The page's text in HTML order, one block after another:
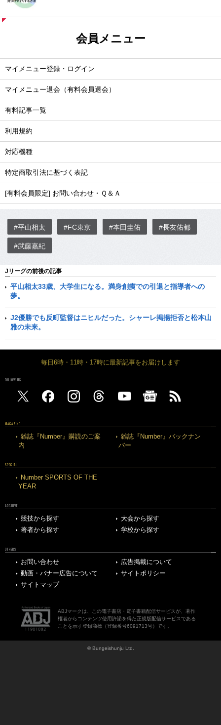
会員メニュー
マイメニュー登録・ログイン
マイメニュー退会（有料会員退会）
有料記事一覧
利用規約
対応機種
特定商取引法に基づく表記
[有料会員限定] お問い合わせ・Ｑ＆Ａ
#平山相太 #FC東京 #本田圭佑 #長友佑都
#武藤嘉紀
Jリーグの前後の記事
平山相太33歳、大学生になる。満身創痍での引退と指導者への
夢。
J2優勝でも反町監督はニヒルだった。シャーレ掲揚拒否と松本山
雅の未来。
毎日6時・11時・17時に最新記事をお届けします
FOLLOW US
MAGAZINE
雑誌『Number』購読のご案
内
雑誌『Number』バックナン
バー
SPECIAL
Number SPORTS OF THE
YEAR
ARCHIVE
競技から探す
大会から探す
著者から探す
学校から探す
OTHERS
お問い合わせ
広告掲載について
動画・バナー広告について
サイトポリシー
サイトマップ
ABJマークは、この電子書店・電子書籍配信サービスが、著作
権者からコンテンツ使用許諾を得た正規版配信サービスである
ことを示す登録商標（登録番号6091713号）です。
© Bungeishunju Ltd.